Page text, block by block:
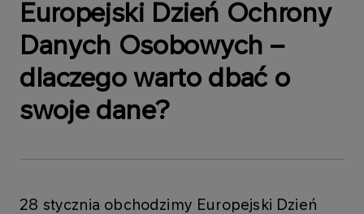
Europejski Dzień Ochrony
Danych Osobowych –
dlaczego warto dbać o
swoje dane?
28 stycznia obchodzimy Europejski Dzień